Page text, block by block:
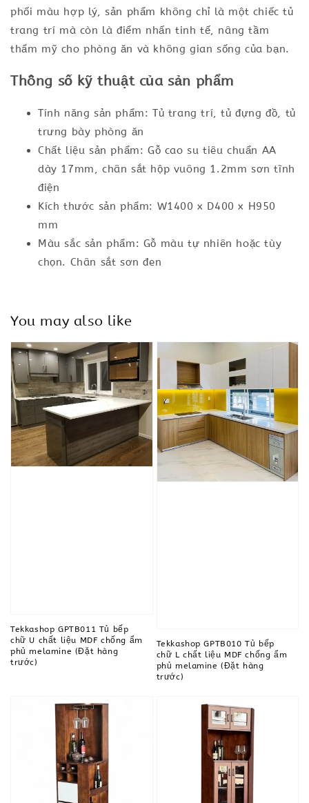
phối màu hợp lý, sản phẩm không chỉ là một chiếc tủ
trang trí mà còn là điểm nhấn tinh tế, nâng tầm
thẩm mỹ cho phòng ăn và không gian sống của bạn.
Thông số kỹ thuật của sản phẩm
Tính năng sản phẩm: Tủ trang trí, tủ đựng đồ, tủ
trưng bày phòng ăn
Chất liệu sản phẩm: Gỗ cao su tiêu chuẩn AA
dày 17mm, chân sắt hộp vuông 1.2mm sơn tĩnh
điện
Kích thước sản phẩm: W1400 x D400 x H950
mm
Màu sắc sản phẩm: Gỗ màu tự nhiên hoặc tùy
chọn. Chân sắt sơn đen
You may also like
Tekkashop GPTB011 Tủ bếp
chữ U chất liệu MDF chống ẩm
phủ melamine (Đặt hàng
trước)
Tekkashop GPTB010 Tủ bếp
chữ L chất liệu MDF chống ẩm
phủ melamine (Đặt hàng
trước)